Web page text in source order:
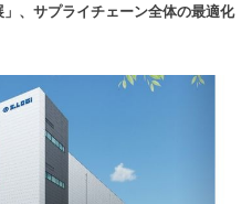
」、サプライチェーン全体の最適化